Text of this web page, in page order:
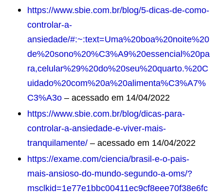
https://www.sbie.com.br/blog/5-dicas-de-como-
controlar-a-
ansiedade/#:~:text=Uma%20boa%20noite%20
de%20sono%20%C3%A9%20essencial%20pa
ra,celular%29%20do%20seu%20quarto.%20C
uidado%20com%20a%20alimenta%C3%A7%
C3%A3o – acessado em 14/04/2022
https://www.sbie.com.br/blog/dicas-para-
controlar-a-ansiedade-e-viver-mais-
tranquilamente/ – acessado em 14/04/2022
https://exame.com/ciencia/brasil-e-o-pais-
mais-ansioso-do-mundo-segundo-a-oms/?
msclkid=1e77e1bbc00411ec9cf8eee70f38e6fc